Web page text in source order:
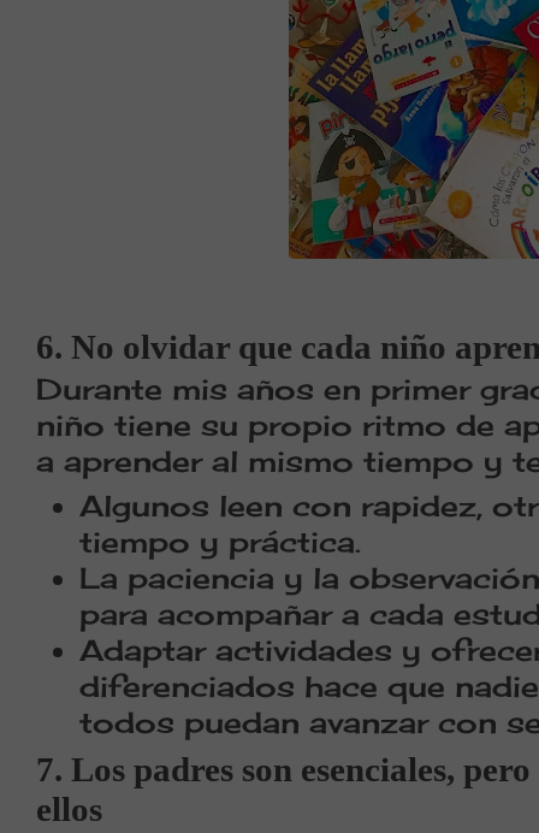
6. No olvidar que cada niño
Durante mis años en primer
niño tiene su propio ritmo de
a aprender al mismo tiempo y
Algunos leen con rapidez,
tiempo y práctica.
La paciencia y la
para acompañar a cada
Adaptar actividades y
diferenciados hace que
todos puedan avanzar con
7. Los padres son esenciales,
ellos